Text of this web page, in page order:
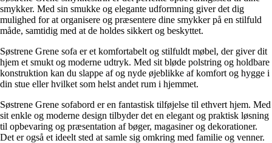
smykker. Med sin smukke og elegante udformning giver det dig
mulighed for at organisere og præsentere dine smykker på en stilfuld
måde, samtidig med at de holdes sikkert og beskyttet.
Søstrene Grene sofa er et komfortabelt og stilfuldt møbel, der giver dit
hjem et smukt og moderne udtryk. Med sit bløde polstring og holdbare
konstruktion kan du slappe af og nyde øjeblikke af komfort og hygge i
din stue eller hvilket som helst andet rum i hjemmet.
Søstrene Grene sofabord er en fantastisk tilføjelse til ethvert hjem. Med
sit enkle og moderne design tilbyder det en elegant og praktisk løsning
til opbevaring og præsentation af bøger, magasiner og dekorationer.
Det er også et ideelt sted at samle sig omkring med familie og venner.